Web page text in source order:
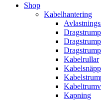
Shop
Kabelhantering
Kabelrullar
Kapning